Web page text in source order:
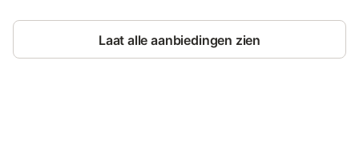
Laat alle aanbiedingen zien